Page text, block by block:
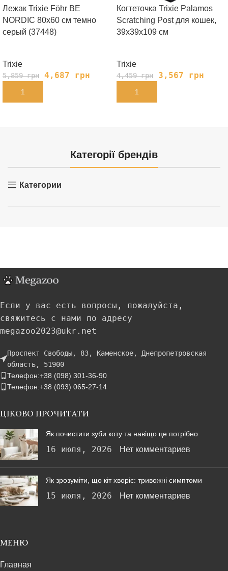
Лежак Trixie Föhr BE
NORDIC 80х60 cм темно
серый (37448)
Trixie
5,859грн 4,687 грн
В КОРЗИНУ
Когтеточка Trixie Palamos
Scratching Post для кошек,
39х39х109 см
Trixie
4,459грн 3,567 грн
В КОРЗИНУ
Категорії брендів
Категории
Если у вас есть вопросы, пожалуйста,
свяжитесь с нами по адресу
megazoo2023@ukr.net
Проспект Свободы, 83, Каменское, Днепропетровская
область, 51900
Телефон:+38 (098) 301-36-90
Телефон:+38 (093) 065-27-14
ЦІКОВО ПРОЧИТАТИ
Як почистити зуби коту та навіщо це потрібно
16 июля, 2026 Нет комментариев
Як зрозуміти, що кіт хворіє: тривожні симптоми
15 июля, 2026 Нет комментариев
МЕНЮ
Главная